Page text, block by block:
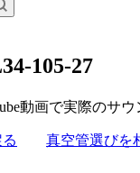
105-27
動画で実際のサウ
真空管選びを